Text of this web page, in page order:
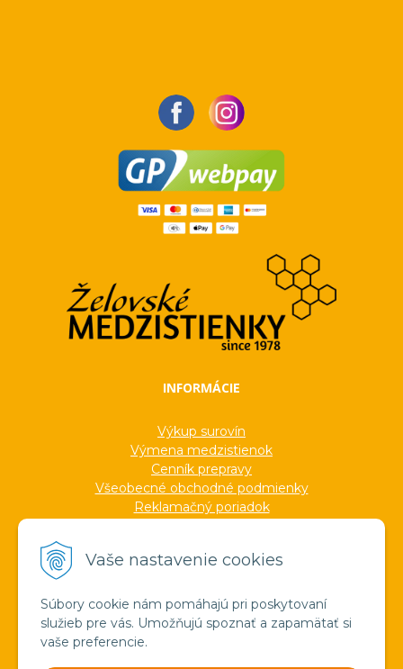
Vaše nastavenie cookies
Súbory cookie nám pomáhajú pri poskytovaní
služieb pre vás. Umožňujú spoznať a zapamätať si
vaše preferencie.
INFORMÁCIE
Výkup surovín
Výmena medzistienok
Cenník prepravy
Všeobecné obchodné podmienky
Reklamačný poriadok
Formuláre
Ocenenia
Veľkoobchod
Verejné obstarávanie